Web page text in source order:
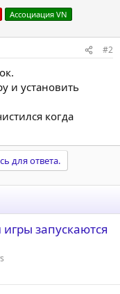
Ассоциация VN
#2
и установить
когда
для ответа.
запускаются